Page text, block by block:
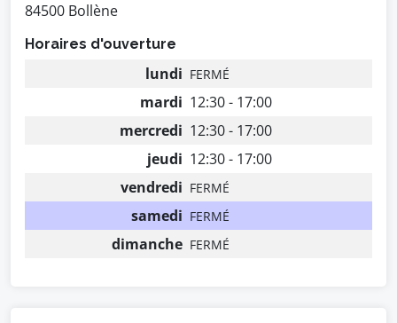
84500 Bollène
Horaires d'ouverture
lundi FERMÉ
mardi 12:30 - 17:00
mercredi 12:30 - 17:00
jeudi 12:30 - 17:00
vendredi FERMÉ
samedi FERMÉ
dimanche FERMÉ